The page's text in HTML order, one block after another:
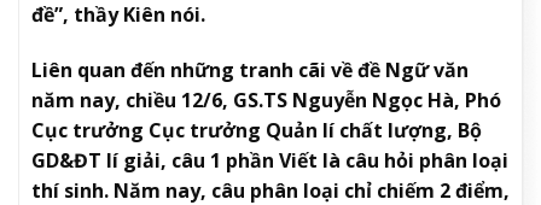
đề”, thầy Kiên nói.
Liên quan đến những tranh cãi về đề Ngữ văn
năm nay, chiều 12/6, GS.TS Nguyễn Ngọc Hà, Phó
Cục trưởng Cục trưởng Quản lí chất lượng, Bộ
GD&ĐT lí giải, câu 1 phần Viết là câu hỏi phân loại
thí sinh. Năm nay, câu phân loại chỉ chiếm 2 điểm,